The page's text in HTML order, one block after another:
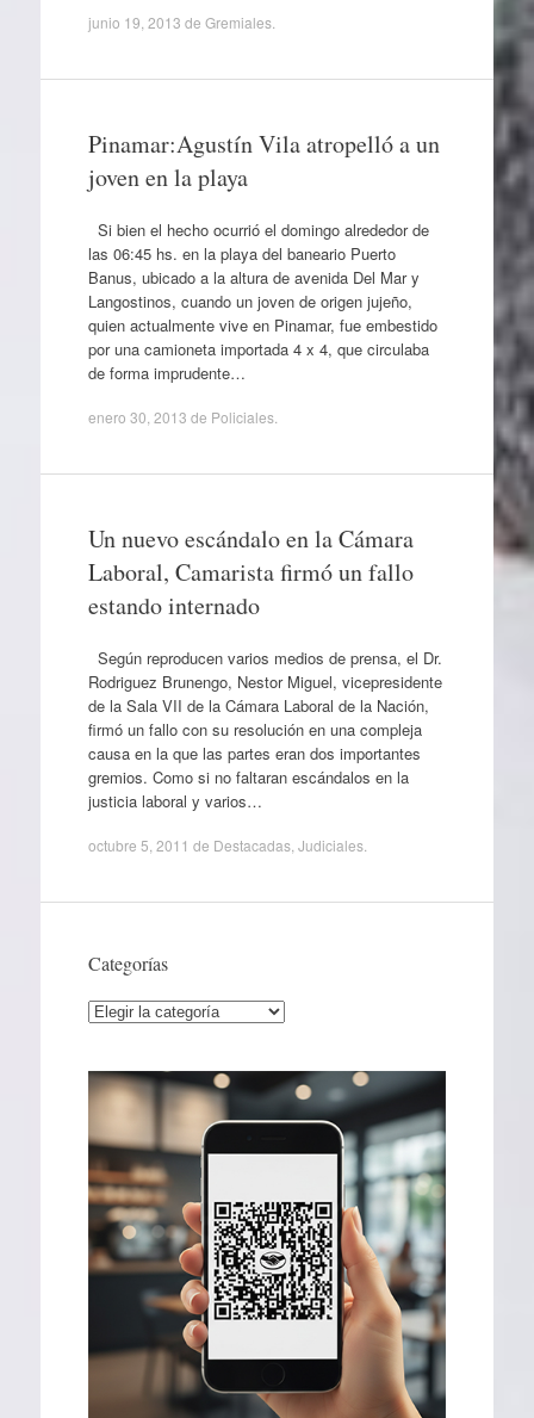
junio 19, 2013 de Gremiales.
Pinamar:Agustín Vila atropelló a un
joven en la playa
Si bien el hecho ocurrió el domingo alrededor de
las 06:45 hs. en la playa del baneario Puerto
Banus, ubicado a la altura de avenida Del Mar y
Langostinos, cuando un joven de origen jujeño,
quien actualmente vive en Pinamar, fue embestido
por una camioneta importada 4 x 4, que circulaba
de forma imprudente…
enero 30, 2013 de Policiales.
Un nuevo escándalo en la Cámara
Laboral, Camarista firmó un fallo
estando internado
Según reproducen varios medios de prensa, el Dr.
Rodriguez Brunengo, Nestor Miguel, vicepresidente
de la Sala VII de la Cámara Laboral de la Nación,
firmó un fallo con su resolución en una compleja
causa en la que las partes eran dos importantes
gremios. Como si no faltaran escándalos en la
justicia laboral y varios…
octubre 5, 2011 de Destacadas, Judiciales.
Categorías
Categorías